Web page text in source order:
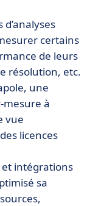
certains
de leurs
résolution, etc.
une
mesure à
vue
licences
intégrations
sa